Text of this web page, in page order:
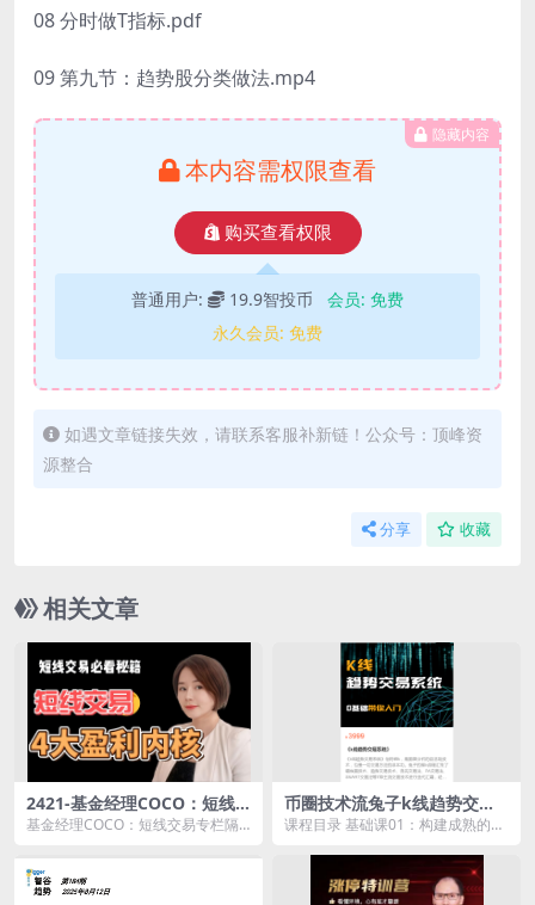
08 分时做T指标.pdf
09 第九节：趋势股分类做法.mp4
隐藏内容
本内容需权限查看
购买查看权限
普通用户: 19.9智投币 会员: 免费
永久会员: 免费
如遇文章链接失效，请联系客服补新链！公众号：顶峰资
源整合
分享 收藏
相关文章
2421-基金经理COCO：短线
交易专栏隔日短线交易技巧，
基金经理COCO：短线交易专栏隔
做短线资源简介： ...
币圈技术流兔子k线趋势交易
系统
课程目录 基础课01：构建成熟的趋
的空间思维...